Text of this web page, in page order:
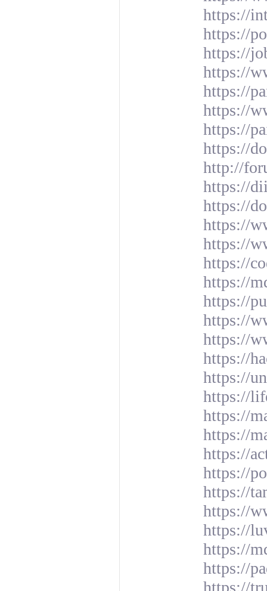
https://
https://
https://
https://
https://
https://
https://
https://
http://
https://
https://
https://
https://
https://
https://
https://
https://
https://
https://
https://
https://
https://
https://
https://
https://
https://
https://
https://
https://
https://
https://